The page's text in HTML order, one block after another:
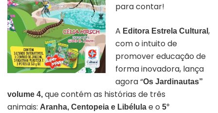
para contar!
A Editora Estrela Cultural ,
com o intuito de
promover educação de
forma inovadora, lança
agora “Os Jardinautas”
volume 4, que contém as histórias de três
animais: Aranha, Centopeia e Libélula e o 5°